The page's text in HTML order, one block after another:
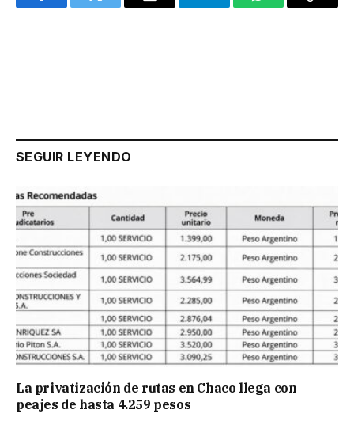
FacebookTwitter Email TelegramWhatsAppCopy
SEGUIR LEYENDO
La privatización de rutas en Chaco llega con
peajes de hasta 4.259 pesos